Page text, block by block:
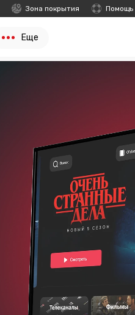
Зона покрытия Помощь
Еще